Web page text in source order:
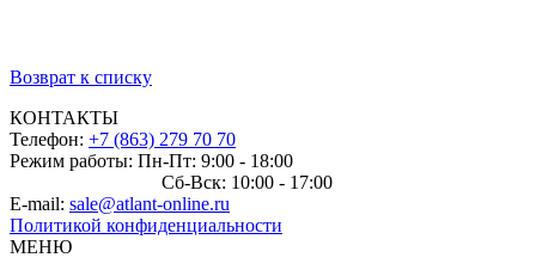
Возврат к списку
КОНТАКТЫ
Телефон: +7 (863) 279 70 70
Режим работы: Пн-Пт: 9:00 - 18:00
Сб-Вск: 10:00 - 17:00
E-mail: sale@atlant-online.ru
Политикой конфиденциальности
МЕНЮ